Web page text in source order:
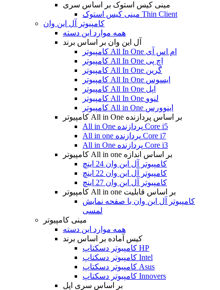
مینی کیس استوک بر اساس سری
مینی کیس استوک Thin Client
کامپیوتر آل این وان
همه موارد این دسته
آل این وان بر اساس برند
کامپیوتر All In One ام اس آی
کامپیوتر All In One اچ پی
کامپیوتر All In One گرین
کامپیوتر All In One ایسوس
کامپیوتر All In One اپل
کامپیوتر All In One لنوو
کامپیوتر All in One اینوورس
کامپیوتر All in One بر اساس پردازنده
All in One پردازنده Core i5
All in one پردازنده Core i7
All in One پردازنده Core i3
کامپیوتر All in one بر اساس اندازه
کامپیوتر آل این وان 24 اینچ
کامپیوتر آل این وان 22 اینچ
کامپیوتر آل این وان 27 اینچ
کامپیوتر All in one بر اساس قابلیت
کامپیوتر آل این وان با صفحه نمایش
لمسی
مینی کامپیوتر
همه موارد این دسته
کیس آماده بر اساس برند
کامپیوتر دسکتاپ HP
کامپیوتر دسکتاپ Intel
کامپیوتر دسکتاپ Asus
کامپیوتر دسکتاپ Innovers
بر اساس سری اپل